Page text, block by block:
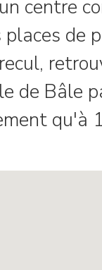
centre
de
de Bâle
qu'à